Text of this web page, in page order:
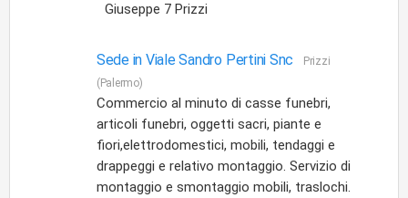
Giuseppe 7 Prizzi
Sede in Viale Sandro Pertini Snc
Prizzi
(Palermo)
Commercio al minuto di casse funebri,
articoli funebri, oggetti sacri, piante e
fiori,elettrodomestici, mobili, tendaggi e
drappeggi e relativo montaggio. Servizio di
montaggio e smontaggio mobili, traslochi.